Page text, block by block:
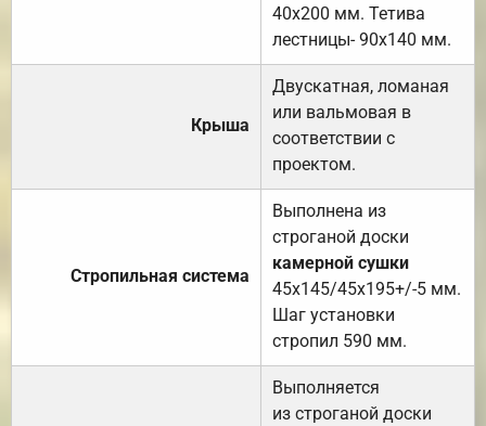
40х200 мм. Тетива
лестницы- 90х140 мм.
Крыша
Двускатная, ломаная
или вальмовая в
соответствии с
проектом.
Стропильная система
Выполнена из
строганой доски
камерной сушки
45х145/45х195+/-5 мм.
Шаг установки
стропил 590 мм.
Выполняется
из строганой доски